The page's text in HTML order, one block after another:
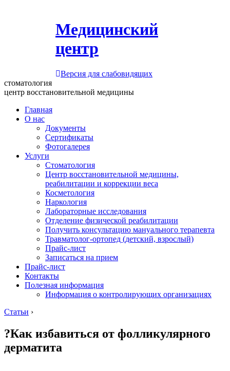
Медицинский
центр
Версия для слабовидящих
стоматология
центр восстановительной медицины
Главная
О нас
Документы
Сертификаты
Фотогалерея
Услуги
Стоматология
Центр восстановительной медицины,
реабилитации и коррекции веса
Косметология
Наркология
Лабораторные исследования
Отделение физической реабилитации
Получить консультацию мануального терапевта
Травматолог-ортопед (детский, взрослый)
Прайс-лист
Записаться на прием
Прайс-лист
Контакты
Полезная информация
Информация о контролирующих организациях
Статьи ›
?Как избавиться от фолликулярного
дерматита